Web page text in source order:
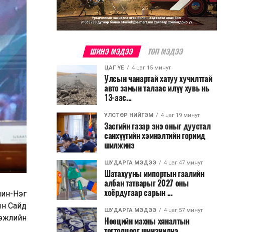
Нэг
Сайд
ШИНЭ МЭДЭЭ ТОП МЭДЭЭ
ЦАГ ҮЕ 4 цаг 15 минут
Улсын чанартай хатуу хучилттай
авто замын талаас илүү хувь нь
13-аас...
УЛСТӨР НИЙГЭМ 4 цаг 19 минут
Засгийн газар энэ оныг дуустал
санхүүгийн хэмнэлтийн горимд
шилжинэ
ШУДАРГА МЭДЭЭ 4 цаг 47 минут
Шатахууны импортын гаалийн
албан татварыг 2027 оны
хоёрдугаар сарын ...
ШУДАРГА МЭДЭЭ 4 цаг 57 минут
Нөөцийн махны хяналтын